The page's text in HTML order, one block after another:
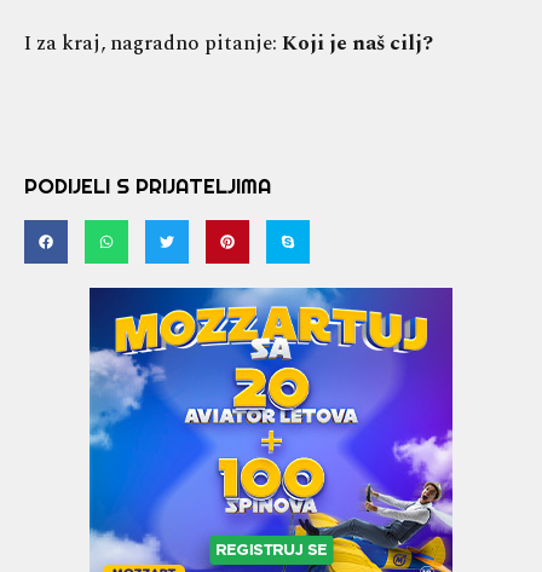
I za kraj, nagradno pitanje:Koji je naš cilj?
PODIJELI S PRIJATELJIMA